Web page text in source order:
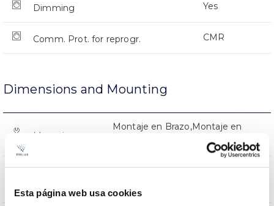
Esta página web usa cookies
Dimming Yes
Comm. Prot. for reprogr. CMR
Dimensions and Mounting
Mounting
Montaje en Brazo,Montaje en
Resistance